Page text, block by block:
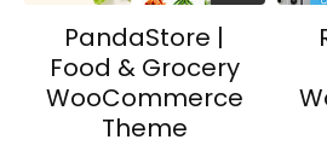
PandaStore |
Food & Grocery
WooCommerce
Theme